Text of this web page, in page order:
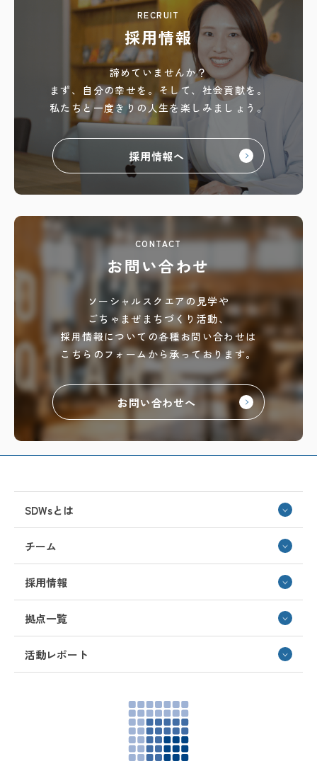
RECRUIT
採用情報
諦めていませんか？
まず、自分の幸せを。そして、社会貢献を。
私たちと一度きりの人生を 楽しみましょう。
採用情報へ
CONTACT
お問い合わせ
ソーシャルスクエアの見学や
ごちゃまぜまちづくり活動、
採用情報についての各種お問い合わせは
こちらのフォームから承っております。
お問い合わせへ
SDWsとは
チーム
採用情報
拠点一覧
活動レポート